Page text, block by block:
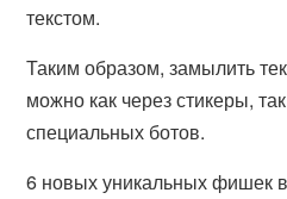
текстом.
Таким образом, замылить
можно как через стикеры,
специальных ботов.
6 новых уникальных фишек